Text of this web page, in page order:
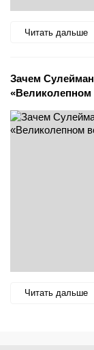
Читать дальше
Зачем
«Великолепном
Читать дальше